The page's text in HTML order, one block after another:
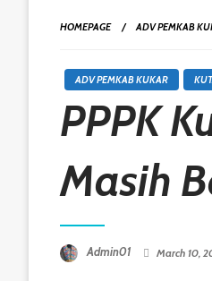
HOMEPAGE ADV PEMKAB
ADV PEMKAB KUKAR
PPPK
Masih
Admin01 March 10,